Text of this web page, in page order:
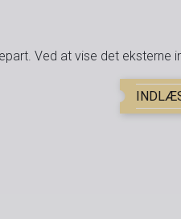
Ved at vise det eksterne